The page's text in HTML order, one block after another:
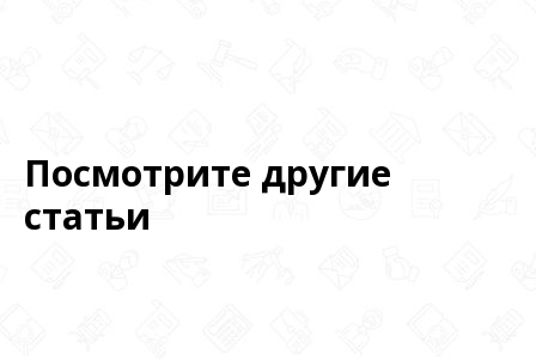
Посмотрите другие
статьи